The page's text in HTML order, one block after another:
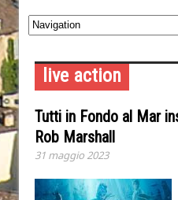
live action
Tutti in Fondo al Mar
Rob Marshall
31 maggio 2023